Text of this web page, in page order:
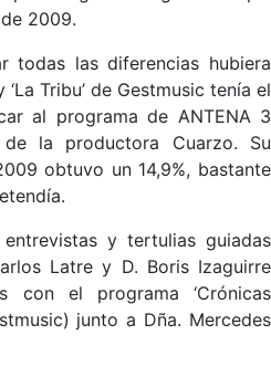
2009.
todas las diferencias hubiera
Tribu’ de Gestmusic tenía el
al programa de ANTENA 3
la productora Cuarzo. Su
obtuvo un 14,9%, bastante
y tertulias guiadas
Latre y D. Boris Izaguirre
con el programa ‘Crónicas
junto a Dña. Mercedes